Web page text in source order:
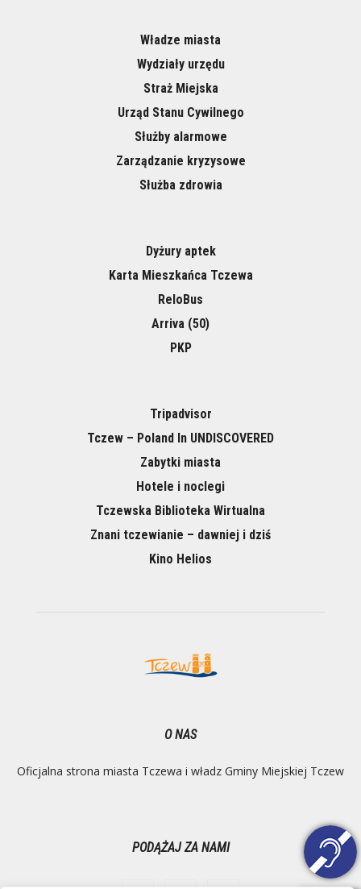
Władze miasta
Wydziały urzędu
Straż Miejska
Urząd Stanu Cywilnego
Służby alarmowe
Zarządzanie kryzysowe
Służba zdrowia
Dyżury aptek
Karta Mieszkańca Tczewa
ReloBus
Arriva (50)
PKP
Tripadvisor
Tczew – Poland In UNDISCOVERED
Zabytki miasta
Hotele i noclegi
Tczewska Biblioteka Wirtualna
Znani tczewianie – dawniej i dziś
Kino Helios
O NAS
Oficjalna strona miasta Tczewa i władz Gminy Miejskiej Tczew
PODĄŻAJ ZA NAMI